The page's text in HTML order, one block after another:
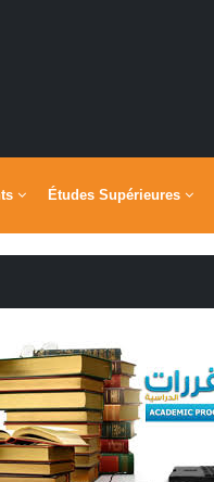
Études Supérieures